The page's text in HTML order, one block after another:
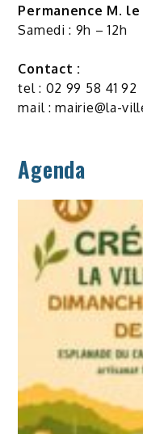
Permanence M.
Samedi : 9h – 12h
Contact :
tel : 02 99 58 41 92
mail :mairie@la-
Agenda